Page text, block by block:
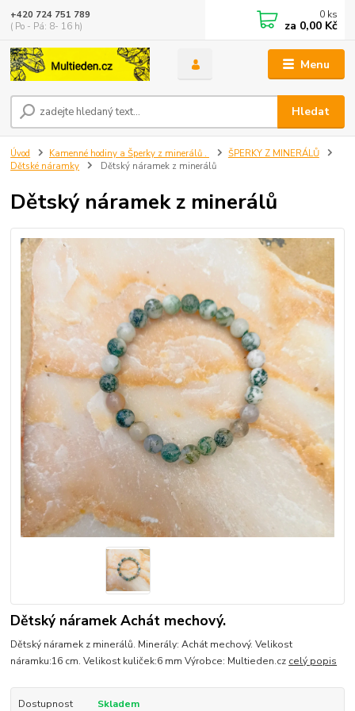
Menu
Hledat
+420 724 751 789
( Po - Pá: 8- 16 h)
0 ks
za 0,00 Kč
Úvod Kamenné hodiny a Šperky z minerálů .
ŠPERKY Z MINERÁLŮ
Dětské náramky
Dětský náramek z minerálů
Dětský náramek z minerálů
Dětský náramek Achát mechový.
Dětský náramek z minerálů. Minerály: Achát mechový. Velikost
náramku:16 cm. Velikost kuliček:6 mm Výrobce: Multieden.cz celý popis
Dostupnost Skladem